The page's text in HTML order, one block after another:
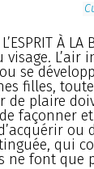
L’ESPRIT À
visage.
se
filles,
de plaire
façonner
ou
qui
ne font que